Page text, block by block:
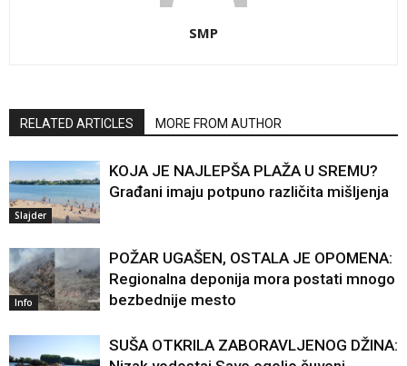
SMP
RELATED ARTICLES MORE FROM AUTHOR
Slajder
KOJA JE NAJLEPŠA PLAŽA U SREMU?
Građani imaju potpuno različita mišljenja
Info
POŽAR UGAŠEN, OSTALA JE OPOMENA:
Regionalna deponija mora postati mnogo
bezbednije mesto
SUŠA OTKRILA ZABORAVLJENOG DŽINA: